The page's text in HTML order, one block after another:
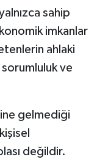
sahip
imkanlar
ahlaki
ve
gelmediği
değildir.